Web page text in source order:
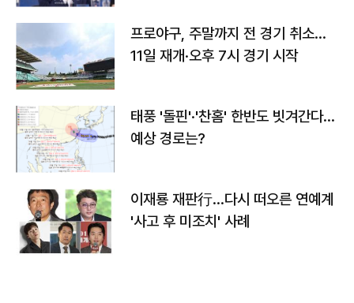
프로야구, 주말까지 전 경기 취소…
11일 재개·오후 7시 경기 시작
태풍 '돌핀'·'찬홈' 한반도 빗겨간다…
예상 경로는?
이재룡 재판行…다시 떠오른 연예계
'사고 후 미조치' 사례